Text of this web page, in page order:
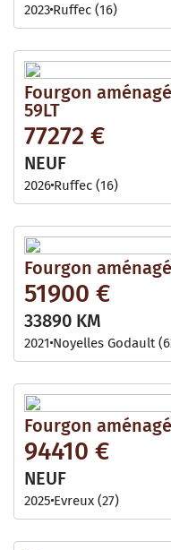
2023 Ruffec (16)
Fourgon aménagé
59LT
77272 €
NEUF
2026 Ruffec (16)
Fourgon
51900 €
33890 KM
2021 Noyelles Godault
Fourgon
94410 €
NEUF
2025 Evreux (27)